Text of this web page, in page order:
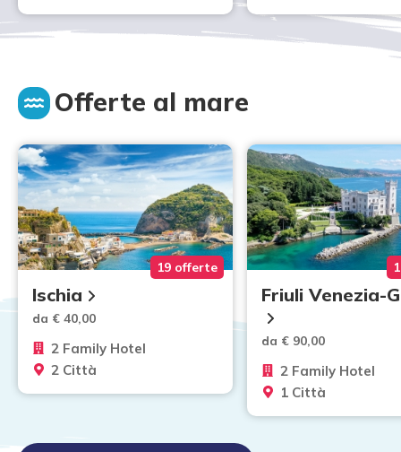
Offerte al mare
19 offerte
Ischia
da € 40,00
2 Family Hotel
2 Città
Friuli Venezia-
da € 90,00
2 Family Hotel
1 Città